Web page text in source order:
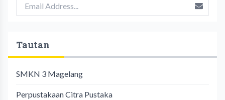
Tautan
SMKN 3 Magelang
Perpustakaan Citra Pustaka